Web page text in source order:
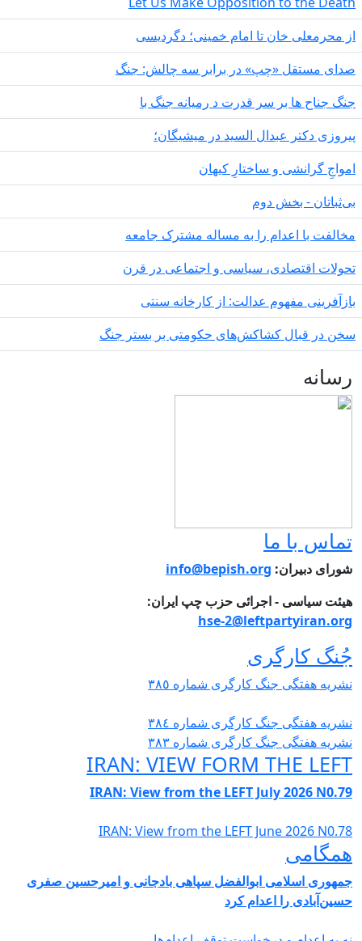
خان تا امام خمینی؛ دگردیسی
مستقل «چپ» در برابر سه چالش: جنگ
ها بر سر قدرت د رمیانە جنگ با
دکتر عبدال السید در میشیگان؛
گرانشی و ساختارِ کیهان
- بخش دوم
با اعدام را به مساله مشترک جامعه
اقتصادی، سیاسی و اجتماعی در قرن
مفهوم عدالت: از کارخانه سنتی
قبال کشاکش‌های حکومتی بر بستر جنگ
با ما
دبیران:info@bepish.org
سیاسی - اجرائی حزب چپ ایران:
hse-
کارگری
هفتگی جنگ کارگری شمارە ٣٨٥
هفتگی جنگ کارگری شمارە ٣٨٤
هفتگی جنگ کارگری شمارە ٣٨٣
IRAN: VIEW FORM THE
IRAN: View from the LEFT July 2026
IRAN: View from the LEFT June 2026
اسلامی ابوالفضل سپاهی بادجانی و امیرحسین صفری
را اعدام کرد